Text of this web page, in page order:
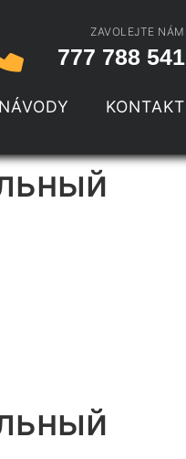
ZAVOLEJTE NÁM
777 788 541
NÁVODY KONTAKT